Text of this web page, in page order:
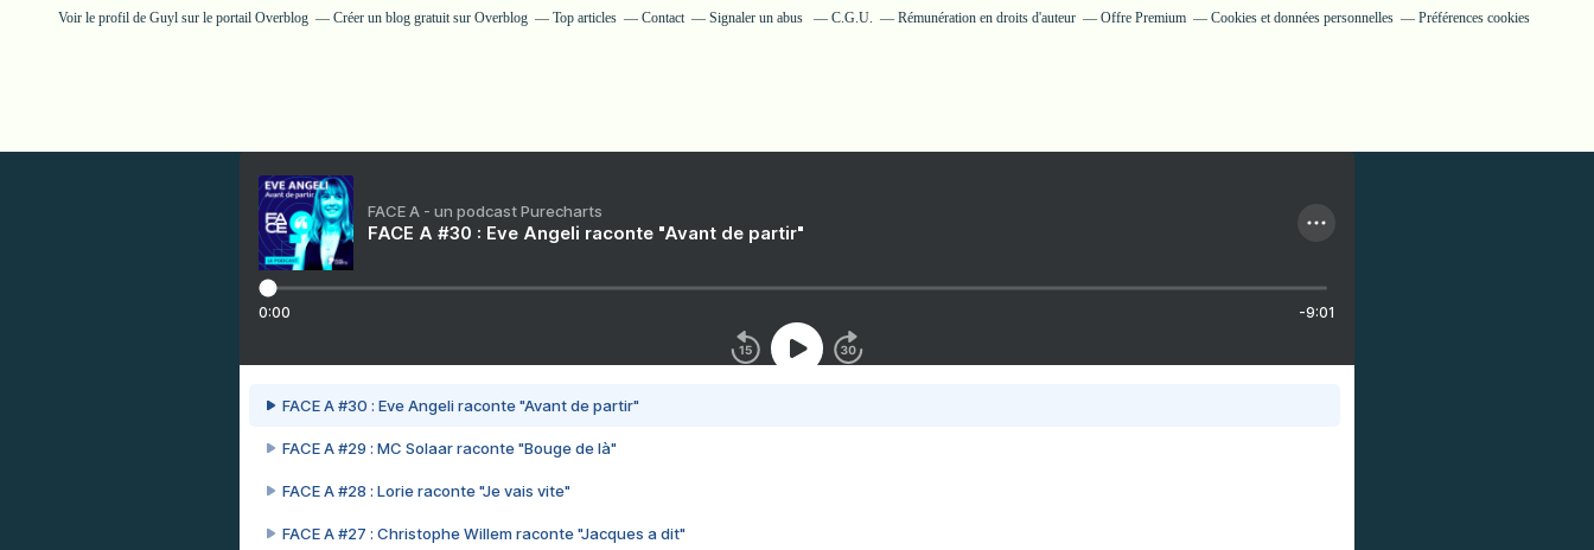
Voir le profil de Guylsur le portail Overblog Créer un blog gratuit sur Overblog Top articles Contact Signaler un abus C.G.U. Rémunération en droits d'auteur Offre Premium Cookies et données personnelles Préférences cookies
FACE A - un podcast Purecharts
FACE A #30 : Eve Angeli raconte "Avant de partir"
0:00 -9:01
FACE A #30 : Eve Angeli raconte "Avant de partir"
FACE A #29 : MC Solaar raconte "Bouge de là"
FACE A #28 : Lorie raconte "Je vais vite"
FACE A #27 : Christophe Willem raconte "Jacques a dit"